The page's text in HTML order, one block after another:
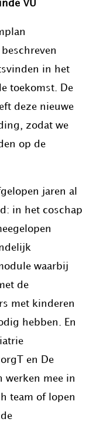
VU
in het
toekomst. De
deze nieuwe
zodat we
op de
jaren al
in het coschap
waarbij
de
met kinderen
hebben. En
en De
werken mee in
team of lopen